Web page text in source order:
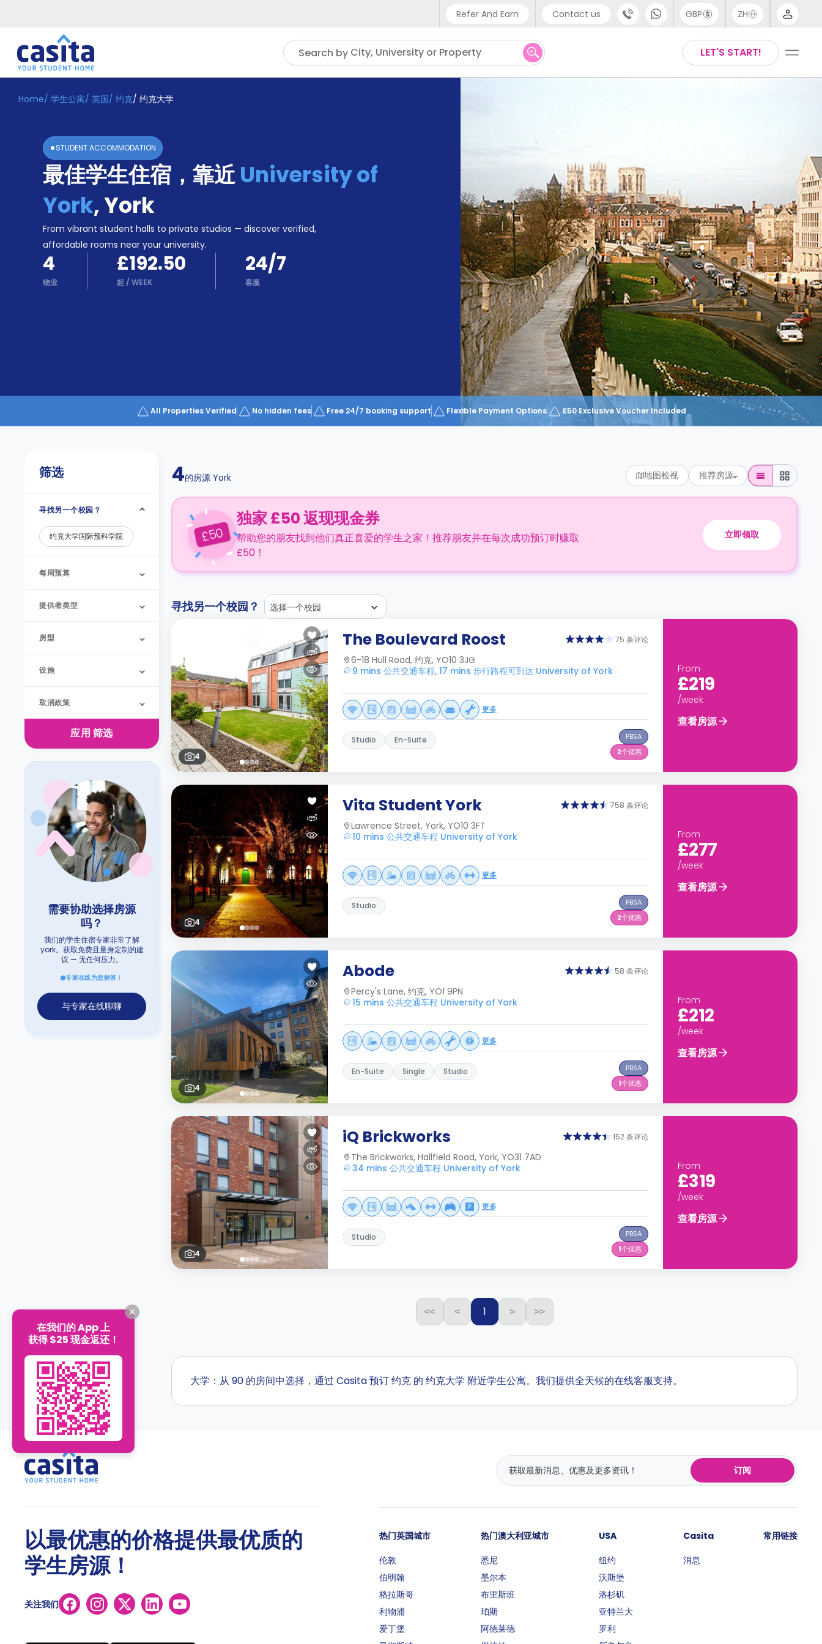
Refer And Earn Contact us
Phone support
UK - +44 (0) 20 3871 8666
GBP ZH
LET'S START!
Search by City, University or Property
Home ZH GBP
入
Booking
Accommodation
Become
Home/ 学生公寓/ 英国/ 约克/ 约克大学
STUDENT ACCOMMODATION
最佳学生住宿，靠近University of
York,York
From vibrant student halls to private studios — discover verified,
affordable rooms near your university.
4
物业
£192.50
起 /WEEK
24/7
客服
All Properties Verified No hidden fees Free 24/7 booking support Flexible Payment Options £50 Exclusive Voucher Included
筛选
寻找另一个校园？
约克大学国际预科学院
每周预算
提供者类型
房型
设施
取消政策
应用 筛选
需要协助选择房源
吗？
我们的学生住宿专家非常了解
york。获取免费且量身定制的建
议 — 无任何压力。
专家在线为您解答！
与专家在线聊聊
4的房源 York 地图检视 推荐房源
£50
独家 £50 返现现金券
帮助您的朋友找到他们真正喜爱的学生之家！推荐朋友并在每次成功预订时赚取
£50！
立即领取
寻找另一个校园？ 选择一个校园
4
The Boulevard Roost 75 条评论
6-18 Hull Road, 约克, YO10 3JG
9 mins 公共交通车程, 17 mins 步行路程可到达 University of York
更多
Studio En-Suite
PBSA
2个优惠
From
£219
/week
查看房源
4
Vita Student York 758 条评论
Lawrence Street, York, YO10 3FT
10 mins 公共交通车程 University of York
更多
Studio
PBSA
2个优惠
From
£277
/week
查看房源
4
Abode 58 条评论
Percy's Lane, 约克, YO1 9PN
15 mins 公共交通车程 University of York
更多
En-Suite Single Studio
PBSA
1个优惠
From
£212
/week
查看房源
4
iQ Brickworks 152 条评论
The Brickworks, Hallfield Road, York, YO31 7AD
34 mins 公共交通车程 University of York
更多
Studio
PBSA
1个优惠
From
£319
/week
查看房源
<< < 1 > >>
大学：从 90 的房间中选择，通过 Casita 预订 约克 的 约克大学 附近学生公寓。我们提供全天候的在线客服支持。
订阅
以最优惠的价格提供最优质的
学生房源！
关注我们
热门英国城市
伦敦
伯明翰
格拉斯哥
利物浦
爱丁堡
热门澳大利亚城市
悉尼
墨尔本
布里斯班
珀斯
阿德莱德
USA
纽约
沃斯堡
洛杉矶
亚特兰大
罗利
Casita
消息
常用链接
在我们的 App 上
获得 $25 现金返还！